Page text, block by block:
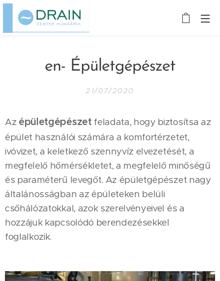
en- Épületgépészet
21/07/2020
Az épületgépészetfeladata, hogy biztosítsa az
épület használói számára a komfortérzetet,
ivóvizet, a keletkező szennyvíz elvezetését, a
megfelelő hőmérsékletet, a megfelelő minőségű
és paraméterű levegőt. Az épületgépészet nagy
általánosságban az épületeken belüli
csőhálózatokkal, azok szerelvényeivel és a
hozzájuk kapcsolódó berendezésekkel
foglalkozik.